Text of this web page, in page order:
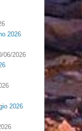
2026
06/2026
2026